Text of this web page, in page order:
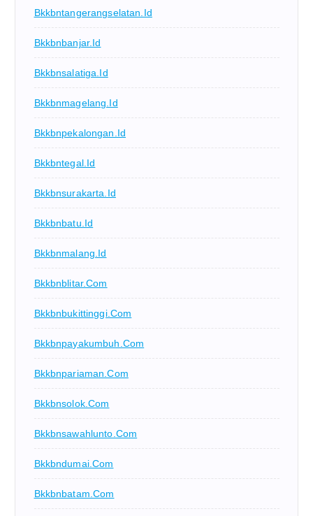
Bkkbntangerangselatan.id
Bkkbnbanjar.id
Bkkbnsalatiga.id
Bkkbnmagelang.id
Bkkbnpekalongan.id
Bkkbntegal.id
Bkkbnsurakarta.id
Bkkbnbatu.id
Bkkbnmalang.id
Bkkbnblitar.com
Bkkbnbukittinggi.com
Bkkbnpayakumbuh.com
Bkkbnpariaman.com
Bkkbnsolok.com
Bkkbnsawahlunto.com
Bkkbndumai.com
Bkkbnbatam.com